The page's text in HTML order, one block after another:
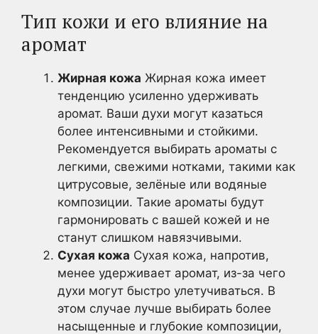
Тип кожи и его влияние на
аромат
Жирная кожа Жирная кожа имеет
тенденцию усиленно удерживать
аромат. Ваши духи могут казаться
более интенсивными и стойкими.
Рекомендуется выбирать ароматы с
легкими, свежими нотками, такими как
цитрусовые, зелёные или водяные
композиции. Такие ароматы будут
гармонировать с вашей кожей и не
станут слишком навязчивыми.
Сухая кожа Сухая кожа, напротив,
менее удерживает аромат, из-за чего
духи могут быстро улетучиваться. В
этом случае лучше выбирать более
насыщенные и глубокие композиции,